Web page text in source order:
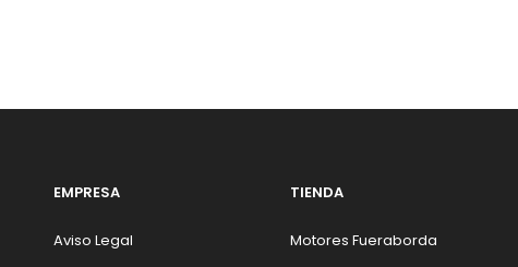
EMPRESA
Aviso Legal
TIENDA
Motores Fueraborda